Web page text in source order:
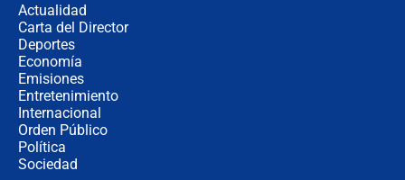
Actualidad
Carta del Director
Deportes
Economía
Emisiones
Entretenimiento
Internacional
Orden Público
Política
Sociedad